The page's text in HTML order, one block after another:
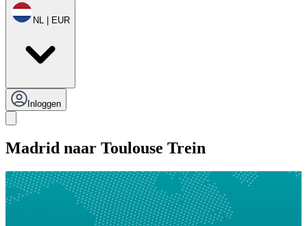
NL | EUR
Inloggen
Madrid naar Toulouse Trein